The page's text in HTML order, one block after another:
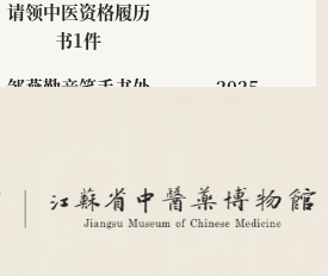
请领中医资格履历
书1件
邹燕勤亲笔手书处
2025
夏桂成亲笔手书处
2025